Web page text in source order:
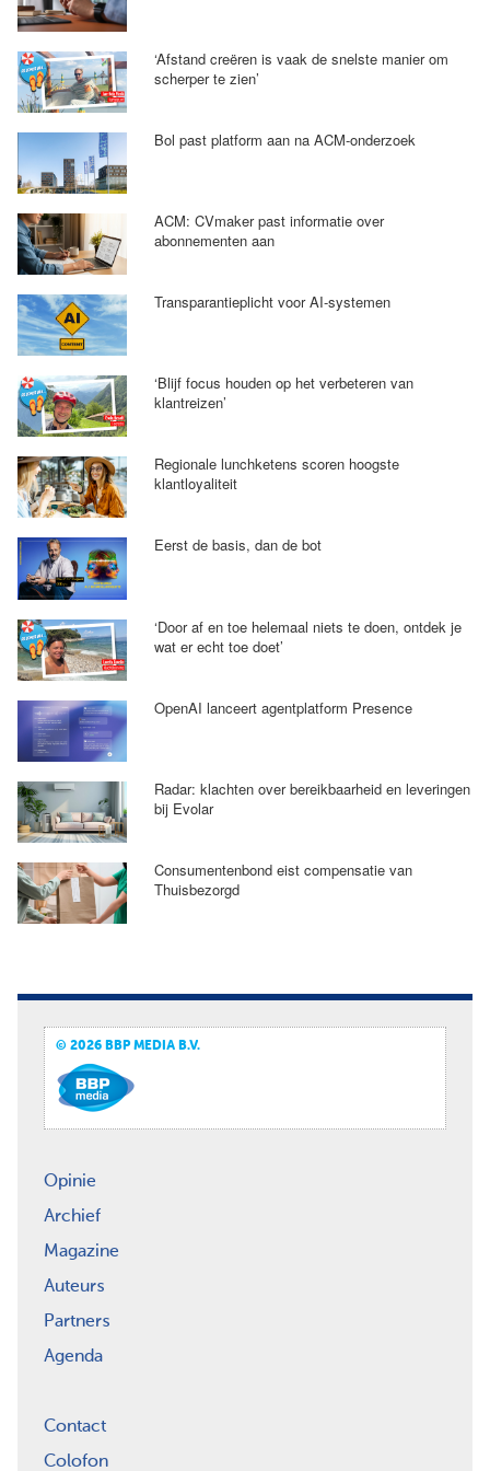
‘Afstand creëren is vaak de snelste manier om
scherper te zien’
Bol past platform aan na ACM-onderzoek
ACM: CVmaker past informatie over
abonnementen aan
Transparantieplicht voor AI-systemen
‘Blijf focus houden op het verbeteren van
klantreizen’
Regionale lunchketens scoren hoogste
klantloyaliteit
Eerst de basis, dan de bot
‘Door af en toe helemaal niets te doen, ontdek je
wat er echt toe doet’
OpenAI lanceert agentplatform Presence
Radar: klachten over bereikbaarheid en leveringen
bij Evolar
Consumentenbond eist compensatie van
Thuisbezorgd
© 2026 BBP MEDIA B.V.
Opinie
Archief
Magazine
Auteurs
Partners
Agenda
Contact
Colofon